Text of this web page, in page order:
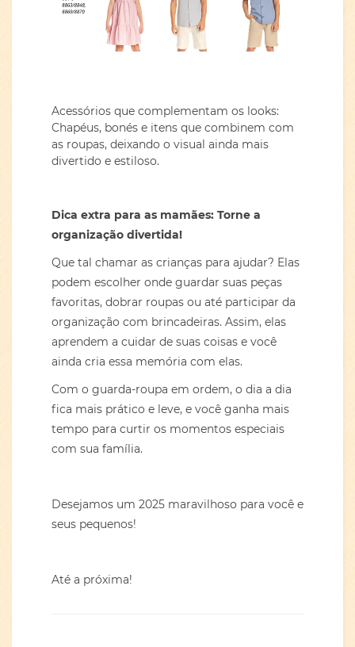
Acessórios que complementam os looks:
Chapéus, bonés e itens que combinem com
as roupas, deixando o visual ainda mais
divertido e estiloso.
Dica extra para as mamães: Torne a
organização divertida!
Que tal chamar as crianças para ajudar? Elas
podem escolher onde guardar suas peças
favoritas, dobrar roupas ou até participar da
organização com brincadeiras. Assim, elas
aprendem a cuidar de suas coisas e você
ainda cria essa memória com elas.
Com o guarda-roupa em ordem, o dia a dia
fica mais prático e leve, e você ganha mais
tempo para curtir os momentos especiais
com sua família.
Desejamos um 2025 maravilhoso para você e
seus pequenos!
Até a próxima!